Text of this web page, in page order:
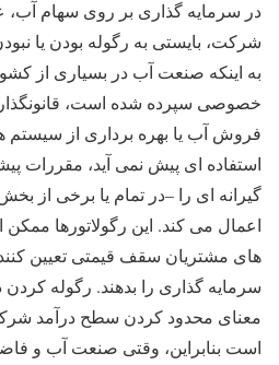
در سرمایه گذاری بر روی سهام آب،
شرکت، بایستی به رگوله بودن یا
به اینکه صنعت آب در بسیاری از
خصوصی سپرده شده است، قانونگذار
فروش آب یا بهره برداری از
استفاده ای پیش نمی آید، مقررات
گیرانه ای را –در تمام یا برخی از
اعمال می کند. این رگولاتورها
های مشتریان سقف قیمتی تعیین
سرمایه گذاری را بدهند. رگوله
معنای محدود کردن سطح درآمد
است بنابراین، وقتی صنعت آب و